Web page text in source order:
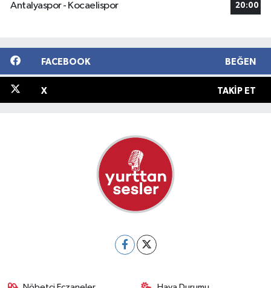
Antalyaspor - Kocaelispor 20:00
FACEBOOK BEĞEN
X TAKIP ET